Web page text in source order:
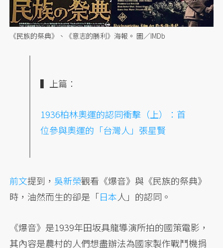
《民族的祭典》、《意志的勝利》海報。 圖／IMDb
▍上篇：
1936柏林奧運的認同衝擊（上）：首
位參與奧運的「台灣人」張星賢
前文提到， 吳新榮觀看《爆音》與《民族的祭典》
時，油然而生的卻是「日本人」的認同。
《爆音》是1939年田坂具龍導演所拍的國策電影，
其內容是農村的人們想盡辦法為國家製作戰鬥機捐